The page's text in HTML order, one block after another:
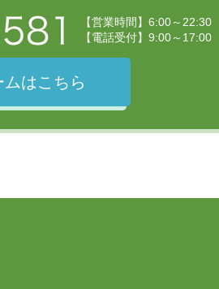
【営業時間】6:00～22:30
【電話受付】9:00～17:00
はこちら